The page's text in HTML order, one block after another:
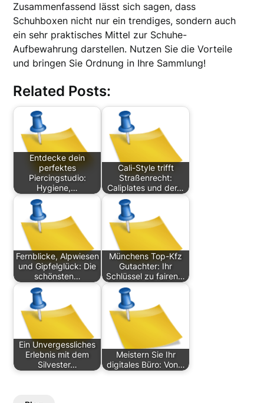
Zusammenfassend lässt sich sagen, dass
Schuhboxen nicht nur ein trendiges, sondern auch
ein sehr praktisches Mittel zur Schuhe-
Aufbewahrung darstellen. Nutzen Sie die Vorteile
und bringen Sie Ordnung in Ihre Sammlung!
Related Posts:
Entdecke dein
perfektes
Piercingstudio:
Hygiene,…
Cali-Style trifft
Straßenrecht:
Caliplates und der…
Fernblicke, Alpwiesen
und Gipfelglück: Die
schönsten…
Münchens Top-Kfz
Gutachter: Ihr
Schlüssel zu fairen…
Ein Unvergessliches
Erlebnis mit dem
Silvester…
Meistern Sie Ihr
digitales Büro: Von…